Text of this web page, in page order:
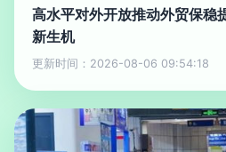
高水平对外开放推动外贸保稳
新生机
更新时间：2026-08-06 09:54:18